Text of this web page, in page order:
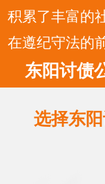
领
积累了丰富的
在遵纪守法的
东阳讨债
选择东